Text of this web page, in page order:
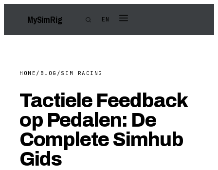
MySimRig EN
HOME / BLOG / SIM RACING
Tactiele Feedback
op Pedalen: De
Complete Simhub
Gids